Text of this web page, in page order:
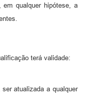
em qualquer hipótese, a
terá validade:
atualizada a qualquer